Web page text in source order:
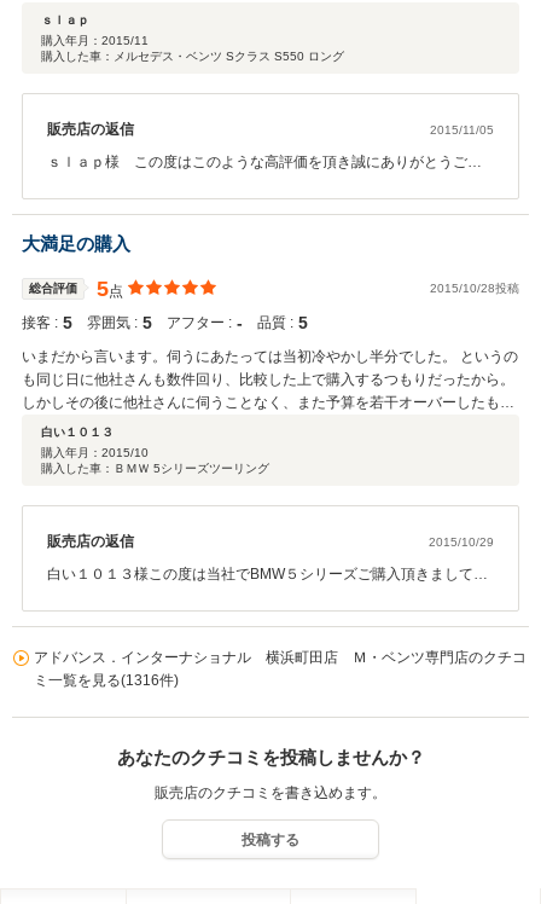
ｓｌａｐ
購入年月： 2015/11
購入した車：メルセデス・ベンツ Sクラス S550 ロング
販売店の返信 2015/11/05
ｓｌａｐ様 この度はこのような高評価を頂き誠にありがとうござ
ていきたいと思っておりますので何でもご相談ください。末永いお
付き合いよろしくお願いします。
大満足の購入
総合評価 5点 2015/10/28投稿
接客 : 5 雰囲気 : 5 アフター : ‐ 品質 : 5
いまだから言います。伺うにあたっては当初冷やかし半分でした。 というの
も同じ日に他社さんも数件回り、比較した上で購入するつもりだったから。
しかしその後に他社さんに伺うことなく、また予算を若干オーバーしたもの
の、充分納得のいく買い物ができたと思っています。 購入車両に対する満足
はもちろんですが、担当してくれた佐藤さんのみならず、最寄り駅まで送迎
してくれた女性スタッフさん、本当にありがとうございました。
白い１０１３
購入年月： 2015/10
購入した車：ＢＭＷ 5シリーズツーリング
販売店の返信 2015/10/29
白い１０１３様この度は当社でBMW５シリーズご購入頂きまして誠
ォローもしっかりとご案内して参りますので宜しくお願い致しま
す。 お子様のタイミングとご納車もばっちりで御座いましたね。 今
アドバンス．インターナショナル 横浜町田店 Ｍ・ベンツ専門店のクチコ
ミ一覧を見る(1316件)
あなたのクチコミを投稿しませんか？
販売店のクチコミを書き込めます。
投稿する